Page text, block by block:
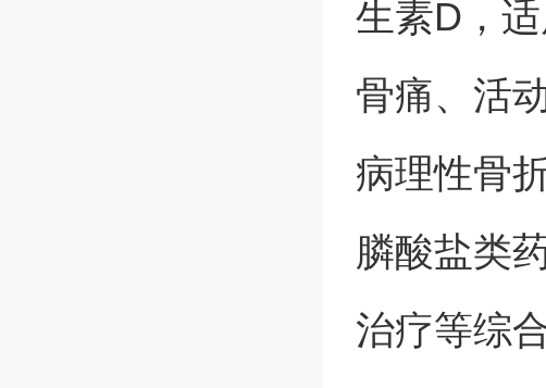
生素D，
骨痛、活
病理性骨
膦酸盐类
治疗等综